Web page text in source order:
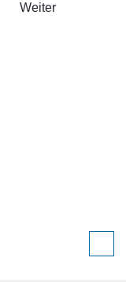
Weiter